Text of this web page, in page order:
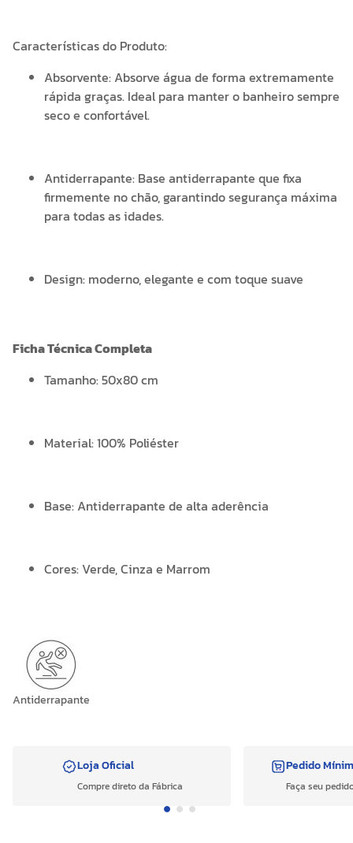
Características do Produto:
Absorvente: Absorve água de forma extremamente
rápida graças. Ideal para manter o banheiro sempre
seco e confortável.
Antiderrapante: Base antiderrapante que fixa
firmemente no chão, garantindo segurança máxima
para todas as idades.
Design: moderno, elegante e com toque suave
Ficha Técnica Completa
Tamanho: 50x80 cm
Material: 100% Poliéster
Base: Antiderrapante de alta aderência
Cores: Verde, Cinza e Marrom
Antiderrapante
Loja Oficial
Compre direto da Fábrica
Pedido
Faça seu